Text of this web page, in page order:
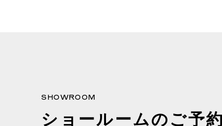
SHOWROOM
ショールームのご予